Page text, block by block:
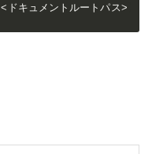
ドキュメントルートパス>